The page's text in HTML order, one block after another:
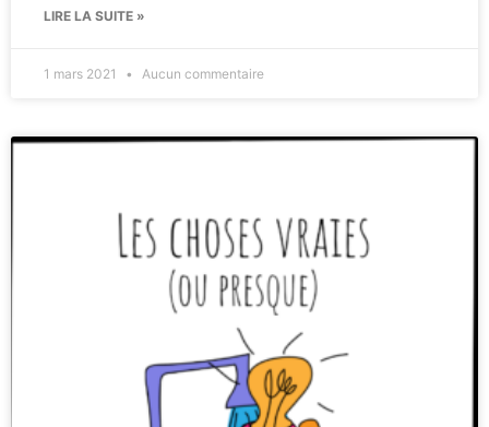
LIRE LA SUITE »
1 mars 2021 Aucun commentaire